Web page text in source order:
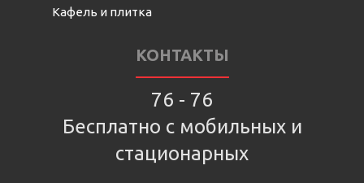
Кафель и плитка
КОНТАКТЫ
76 - 76
Бесплатно с мобильных и
стационарных